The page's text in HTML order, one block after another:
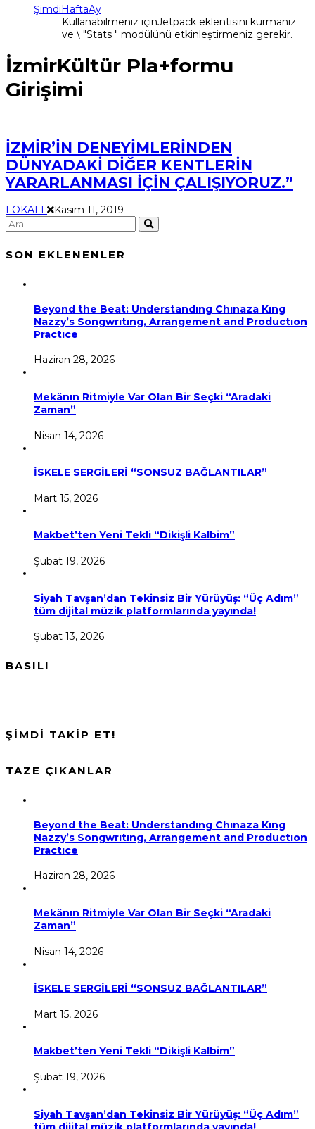
ŞimdiHaftaAy
Kullanabilmeniz içinJetpack eklentisini kurmanız
ve \ "Stats " modülünü etkinleştirmeniz gerekir.
İzmirKültür Pla+formu
Girişimi
İZMİR’İN DENEYİMLERİNDEN
DÜNYADAKİ DİĞER KENTLERİN
YARARLANMASI İÇİN ÇALIŞIYORUZ.”
LOKALL Kasım 11, 2019
SON EKLENENLER
Beyond the Beat: Understandıng Chınaza Kıng
Nazzy’s Songwrıtıng, Arrangement and Productıon
Practıce
Haziran 28, 2026
Mekânın Ritmiyle Var Olan Bir Seçki “Aradaki
Zaman”
Nisan 14, 2026
İSKELE SERGİLERİ “SONSUZ BAĞLANTILAR”
Mart 15, 2026
Makbet’ten Yeni Tekli “Dikişli Kalbim”
Şubat 19, 2026
Siyah Tavşan’dan Tekinsiz Bir Yürüyüş: “Üç Adım”
tüm dijital müzik platformlarında yayında!
Şubat 13, 2026
BASILI
ŞİMDİ TAKİP ET!
TAZE ÇIKANLAR
Beyond the Beat: Understandıng Chınaza Kıng
Nazzy’s Songwrıtıng, Arrangement and Productıon
Practıce
Haziran 28, 2026
Mekânın Ritmiyle Var Olan Bir Seçki “Aradaki
Zaman”
Nisan 14, 2026
İSKELE SERGİLERİ “SONSUZ BAĞLANTILAR”
Mart 15, 2026
Makbet’ten Yeni Tekli “Dikişli Kalbim”
Şubat 19, 2026
Siyah Tavşan’dan Tekinsiz Bir Yürüyüş: “Üç Adım”